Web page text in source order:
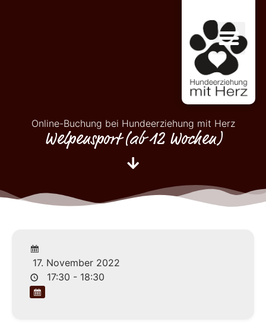
Online-Buchung bei Hundeerziehung mit Herz
Welpensport (ab 12 Wochen)
17. November 2022
17:30 - 18:30